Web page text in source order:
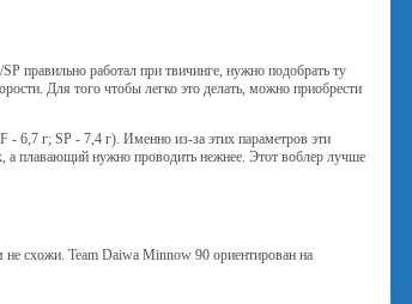
правильно работал при твичинге, нужно подобрать ту
Для того чтобы легко это делать, можно приобрести
6,7 г; SP - 7,4 г). Именно из-за этих параметров эти
а плавающий нужно проводить нежнее. Этот воблер лучше
схожи. Team Daiwa Minnow 90 ориентирован на